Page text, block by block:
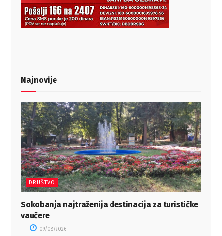
Najnovije
DRUŠTVO
Sokobanja najtraženija destinacija za turističke
vaučere
09/08/2026